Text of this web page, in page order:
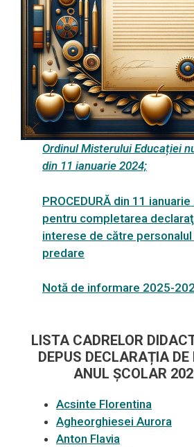
Ordinul Misterului Educației
din 11 ianuarie 2024;
PROCEDURĂ din 11
pentru completarea
interese de către
predare
Notă de informare 2025-
LISTA CADRELOR
DEPUS DECLARAȚIA DE
ANUL ȘCOLAR
Acsinte Florentina
Agheorghiesei Aurora
Anton Flavia